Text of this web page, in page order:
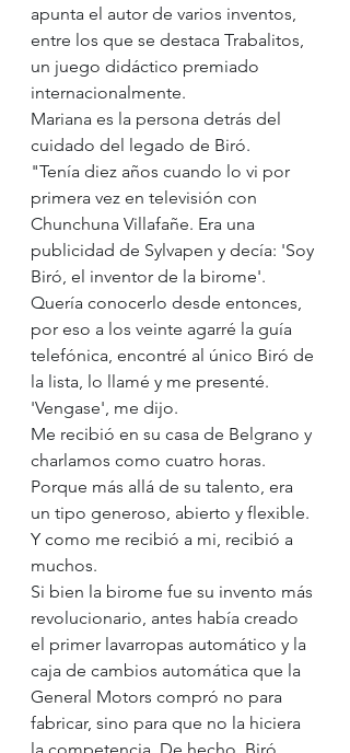
apunta el autor de varios inventos,
entre los que se destaca Trabalitos,
un juego didáctico premiado
internacionalmente.
Mariana es la persona detrás del
cuidado del legado de Biró.
"Tenía diez años cuando lo vi por
primera vez en televisión con
Chunchuna Villafañe. Era una
publicidad de Sylvapen y decía: 'Soy
Biró, el inventor de la birome'.
Quería conocerlo desde entonces,
por eso a los veinte agarré la guía
telefónica, encontré al único Biró de
la lista, lo llamé y me presenté.
'Vengase', me dijo.
Me recibió en su casa de Belgrano y
charlamos como cuatro horas.
Porque más allá de su talento, era
un tipo generoso, abierto y flexible.
Y como me recibió a mi, recibió a
muchos.
Si bien la birome fue su invento más
revolucionario, antes había creado
el primer lavarropas automático y la
caja de cambios automática que la
General Motors compró no para
fabricar, sino para que no la hiciera